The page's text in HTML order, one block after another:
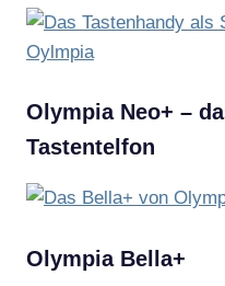
Olympia Neo+ –
Tastentelfon
Olympia Bella+